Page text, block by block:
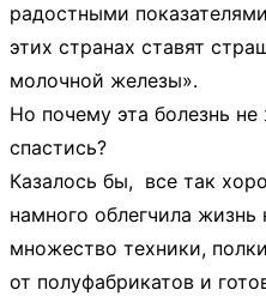
радостными
этих странах ставят
молочной железы».
Но почему эта болезнь
спастись?
Казалось бы, все так
намного облегчила
множество техники,
от полуфабрикатов и